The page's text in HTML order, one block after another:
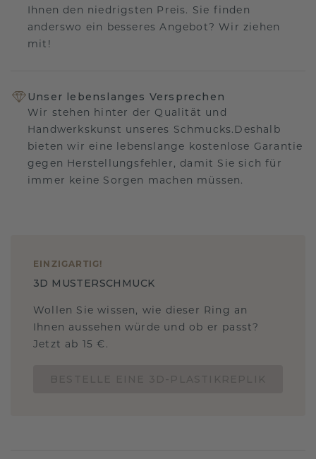
Ihnen den niedrigsten Preis. Sie finden
anderswo ein besseres Angebot? Wir ziehen
mit!
Unser lebenslanges Versprechen
Wir stehen hinter der Qualität und
Handwerkskunst unseres Schmucks.Deshalb
bieten wir eine lebenslange kostenlose Garantie
gegen Herstellungsfehler, damit Sie sich für
immer keine Sorgen machen müssen.
EINZIGARTIG !
3D MUSTERSCHMUCK
Wollen Sie wissen, wie dieser Ring an
Ihnen aussehen würde und ob er passt?
Jetzt ab 15 €.